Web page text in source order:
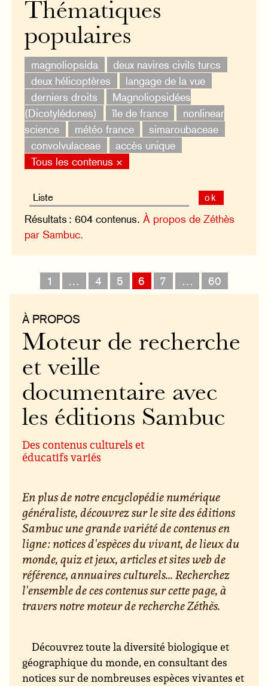
Thématiques
populaires
magnoliopsida
deux navires civils turcs
deux hélicoptères
langage de la vue
derniers droits
Magnoliopsidées
(Dicotylédones)
île de france
nonlinear
science
météo france
simaroubaceae
convolvulaceae
accès unique
Tous les contenus ×
ok
Résultats : 604 contenus.À propos de Zéthès
par Sambuc.
1 … 4 5 6 7 … 60
À PROPOS
Moteur de recherche
et veille
documentaire avec
les éditions Sambuc
Des contenus culturels et
éducatifs variés
En plus de notre encyclopédie numérique
généraliste, découvrez sur le site des éditions
Sambuc une grande variété de contenus en
ligne : notices d'espèces du vivant, de lieux du
monde, quiz et jeux, articles et sites web de
référence, annuaires culturels... Recherchez
l'ensemble de ces contenus sur cette page, à
travers notre moteur de recherche Zéthès.
Découvrez toute la diversité biologique et
géographique du monde, en consultant des
notices sur de nombreuses espèces vivantes et